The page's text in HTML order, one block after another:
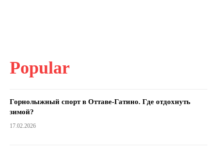
Popular
Горнолыжный спорт в Оттаве-Гатино. Где отдохнуть
зимой?
17.02.2026